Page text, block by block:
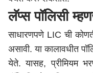
लॅप्स पॉलिसी
साधारणपणे LIC ची
असावी. या कालावधीत
येते. यासह, प्रीमियम